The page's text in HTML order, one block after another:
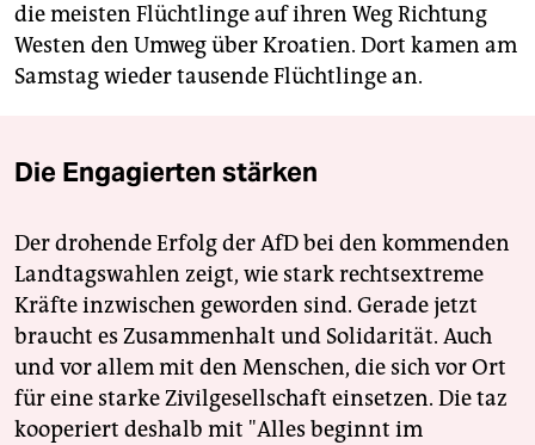
die meisten Flüchtlinge auf ihren Weg Richtung
Westen den Umweg über Kroatien. Dort kamen am
Samstag wieder tausende Flüchtlinge an.
Die Engagierten stärken
Der drohende Erfolg der AfD bei den kommenden
Landtagswahlen zeigt, wie stark rechtsextreme
Kräfte inzwischen geworden sind. Gerade jetzt
braucht es Zusammenhalt und Solidarität. Auch
und vor allem mit den Menschen, die sich vor Ort
für eine starke Zivilgesellschaft einsetzen. Die taz
kooperiert deshalb mit "Alles beginnt im